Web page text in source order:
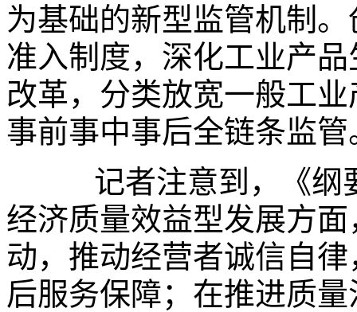
为基础的新型监管机制
准入制度，深化工业产
改革，分类放宽一般工
事前事中事后全链条监管
记者注意到，《纲
经济质量效益型发展方
动，推动经营者诚信自
后服务保障；在推进质